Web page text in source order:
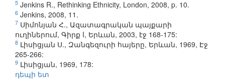
5 Jenkins R., Rethinking Ethnicity, London, 2008, p. 10.
6 Jenkins, 2008, 11.
7 Սիմոնյան Հ., Ազատագրական պայքարի
ուղիներում, Գիրք Ι, Երևան, 2003, էջ 168-175:
8 Լիսիցյան Ս., Զանգեզուրի հայերը, Երևան, 1969, Էջ
265-266:
9 Լիսիցյան, 1969, 178:
դեպի ետ